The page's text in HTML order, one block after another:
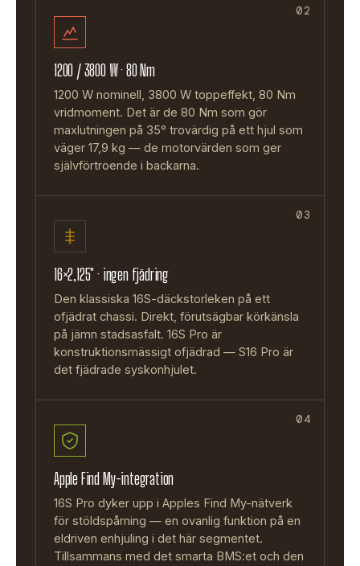
02
1200 / 3800 W · 80 Nm
1200 W nominell, 3800 W toppeffekt, 80 Nm
vridmoment. Det är de 80 Nm som gör
maxlutningen på 35° trovärdig på ett hjul som
väger 17,9 kg — de motorvärden som ger
självförtroende i backarna.
03
16×2,125″ · ingen fjädring
Den klassiska 16S-däckstorleken på ett
ofjädrat chassi. Direkt, förutsägbar körkänsla
på jämn stadsasfalt. 16S Pro är
konstruktionsmässigt ofjädrad — S16 Pro är
det fjädrade syskonhjulet.
04
Apple Find My-integration
16S Pro dyker upp i Apples Find My-nätverk
för stöldspårning — en ovanlig funktion på en
eldriven enhjuling i det här segmentet.
Tillsammans med det smarta BMS:et och den